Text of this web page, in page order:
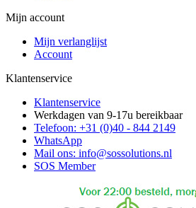
Mijn account
Mijn verlanglijst
Account
Klantenservice
Klantenservice
Werkdagen van 9-17u bereikbaar
Telefoon: +31 (0)40 - 844 2149
WhatsApp
Mail ons: info@sossolutions.nl
SOS Member